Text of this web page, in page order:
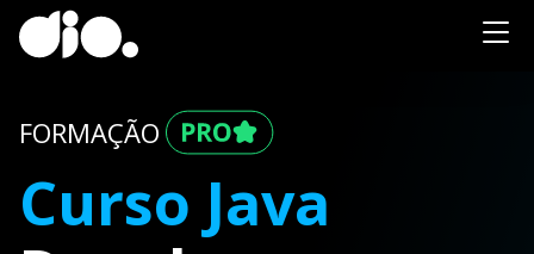
FORMAÇÃO
Curso Java